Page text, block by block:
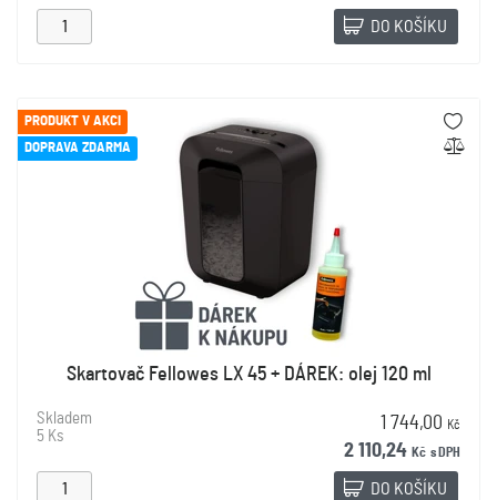
DO KOŠÍKU
PRODUKT V AKCI
DOPRAVA ZDARMA
Skartovač Fellowes LX 45 + DÁREK: olej 120 ml
Skladem
5 Ks
1 744,00 Kč
2 110,24 Kč s DPH
DO KOŠÍKU